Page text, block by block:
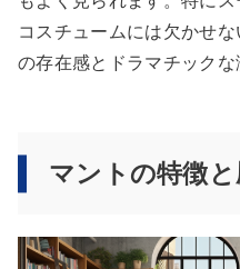
コスチュームには欠かせ
の存在感とドラマチックな
マントの特徴と